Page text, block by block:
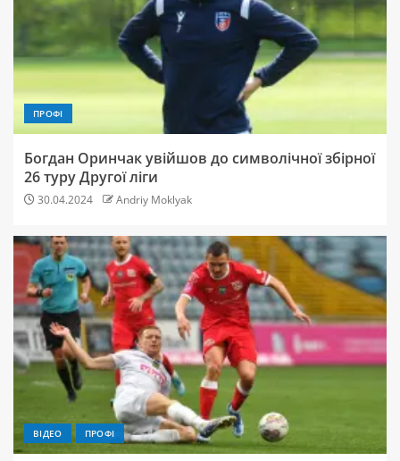
ПРОФІ
Богдан Оринчак увійшов до символічної збірної
26 туру Другої ліги
30.04.2024 Andriy Moklyak
ВІДЕО ПРОФІ